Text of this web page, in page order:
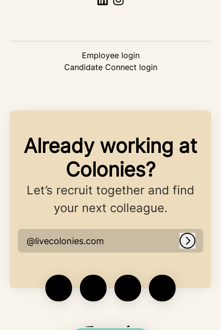
Employee login
Candidate Connect login
Already working at
Colonies?
Let’s recruit together and find
your next colleague.
@livecolonies.com Log in